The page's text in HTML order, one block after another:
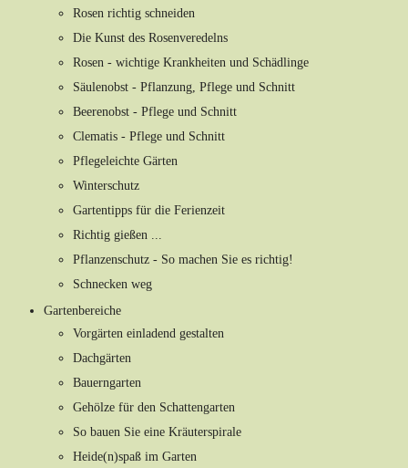
Rosen richtig schneiden
Die Kunst des Rosenveredelns
Rosen - wichtige Krankheiten und Schädlinge
Säulenobst - Pflanzung, Pflege und Schnitt
Beerenobst - Pflege und Schnitt
Clematis - Pflege und Schnitt
Pflegeleichte Gärten
Winterschutz
Gartentipps für die Ferienzeit
Richtig gießen ...
Pflanzenschutz - So machen Sie es richtig!
Schnecken weg
Gartenbereiche
Vorgärten einladend gestalten
Dachgärten
Bauerngarten
Gehölze für den Schattengarten
So bauen Sie eine Kräuterspirale
Heide(n)spaß im Garten